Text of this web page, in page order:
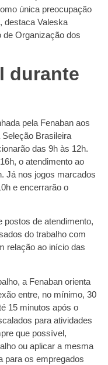
única preocupação
destaca Valeska
de Organização dos
durante
pela Fenaban aos
Brasileira
das 9h às 12h.
o atendimento ao
Já nos jogos marcados
e encerrarão o
postos de atendimento,
do trabalho com
relação ao início das
a Fenaban orienta
entre, no mínimo, 30
15 minutos após o
para atividades
que possível,
ou aplicar a mesma
para os empregados